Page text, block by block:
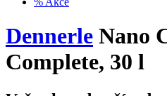
Dennerle Nano
Complete, 30 l